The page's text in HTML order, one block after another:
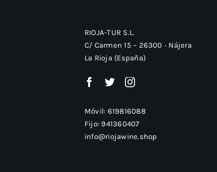
RIOJA-TUR S.L.
C/ Carmen 15 – 26300 ‧ Nájera
La Rioja (España)
Móvil: 619816088
Fijo: 941360407
info@riojawine.shop